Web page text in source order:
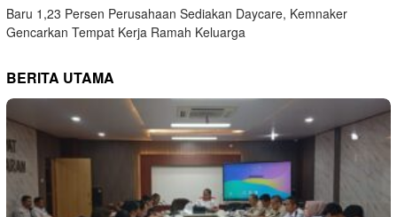
Baru 1,23 Persen Perusahaan Sediakan Daycare, Kemnaker
Gencarkan Tempat Kerja Ramah Keluarga
BERITA UTAMA